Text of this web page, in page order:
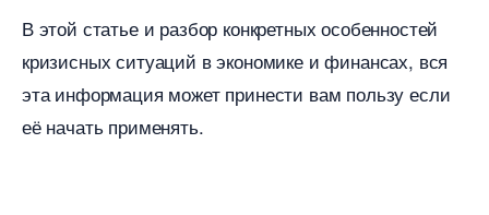
этой статье и разбор конкретных особенностей
кризисных ситуаций в экономике и финансах, вся
эта информация может принести вам пользу если
её начать применять.